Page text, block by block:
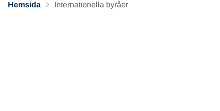
Hemsida Internationella byråer